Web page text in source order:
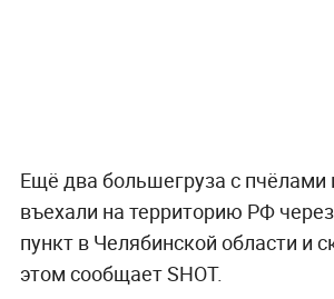
Ещё два большегруза с пчёлами
въехали на территорию РФ
пункт в Челябинской области и
этом сообщает SHOT.